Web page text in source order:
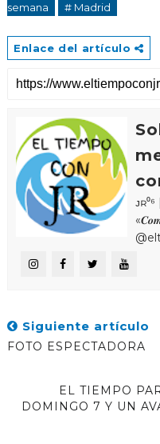
semana
# Madrid
Enlace del artículo
Siguiente artículo
FOTO ESPECTADORA
EL TIEMPO
DOMINGO 7 Y UN